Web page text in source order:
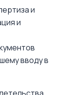
и
и
вводу в